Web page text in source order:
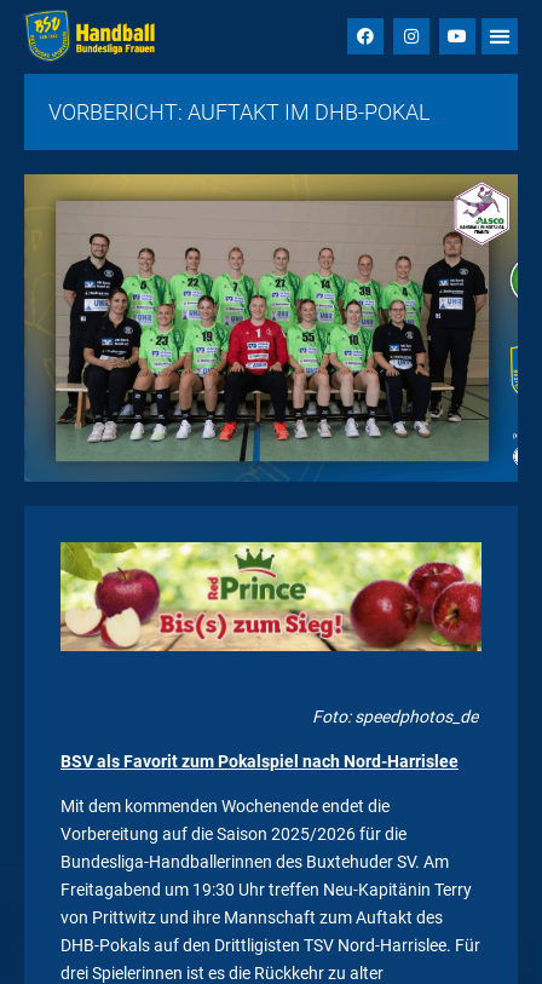
VORBERICHT: AUFTAKT IM DHB-POKAL
Foto: speedphotos_de
BSV als Favorit zum Pokalspiel nach Nord-Harrislee
Mit dem kommenden Wochenende endet die
Vorbereitung auf die Saison 2025/2026 für die
Bundesliga-Handballerinnen des Buxtehuder SV. Am
Freitagabend um 19:30 Uhr treffen Neu-Kapitänin Terry
von Prittwitz und ihre Mannschaft zum Auftakt des
DHB-Pokals auf den Drittligisten TSV Nord-Harrislee. Für
drei Spielerinnen ist es die Rückkehr zu alter